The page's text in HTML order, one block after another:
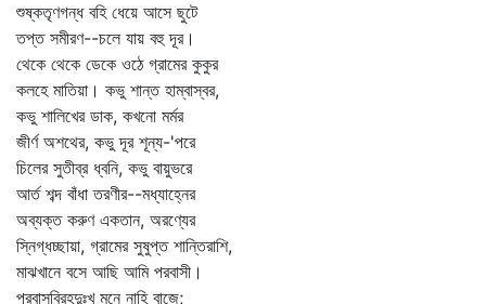
শুষ্কতৃণগন্ধ বহি ধেয়ে আসে ছুটে
তপ্ত সমীরণ--চলে যায় বহু দূর।
থেকে থেকে ডেকে ওঠে গ্রামের কুকুর
কলহে মাতিয়া। কভু শান্ত হাম্বাস্বর,
কভু শালিখের ডাক, কখনো মর্মর
জীর্ণ অশথের, কভু দূর শূন্য-'পরে
চিলের সুতীব্র ধ্বনি, কভু বায়ুভরে
আর্ত শব্দ বাঁধা তরণীর--মধ্যাহ্নের
অব্যক্ত করুণ একতান, অরণ্যের
স্নিগ্ধচ্ছায়া, গ্রামের সুষুপ্ত শান্তিরাশি,
মাঝখানে বসে আছি আমি পরবাসী।
প্রবাসবিরহদুঃখ মনে নাহি বাজে;